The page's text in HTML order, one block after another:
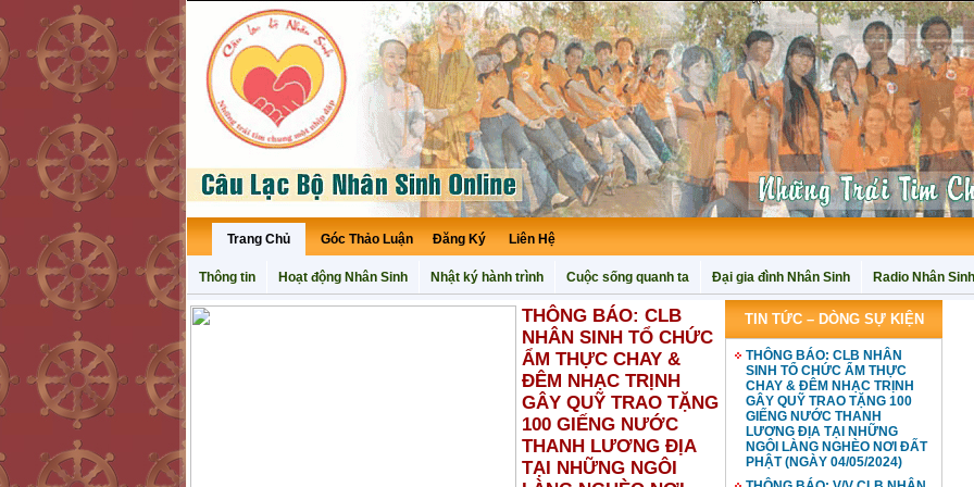
Trang Chủ Góc Thảo Luận Đăng Ký Liên Hệ
Thông tin Hoạt động Nhân Sinh Nhật ký hành trình Cuộc sống quanh ta Đại gia đình Nhân Sinh Radio Nhân Sinh
THÔNG BÁO: CLB
NHÂN SINH TỔ CHỨC
ẨM THỰC CHAY &
ĐÊM NHẠC TRỊNH
GÂY QUỸ TRAO TẶNG
100 GIẾNG NƯỚC
THANH LƯƠNG ĐỊA
TẠI NHỮNG NGÔI
TIN TỨC – DÒNG SỰ KIỆN
THÔNG BÁO: CLB NHÂN
SINH TỔ CHỨC ẨM THỰC
CHAY & ĐÊM NHẠC TRỊNH
GÂY QUỸ TRAO TẶNG 100
GIẾNG NƯỚC THANH
LƯƠNG ĐỊA TẠI NHỮNG
NGÔI LÀNG NGHÈO NƠI ĐẤT
PHẬT (NGÀY 04/05/2024)